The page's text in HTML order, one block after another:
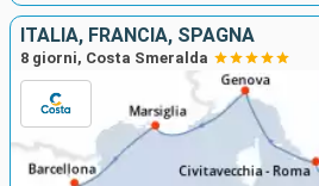
ITALIA, FRANCIA, SPAGNA
8 giorni, Costa Smeralda